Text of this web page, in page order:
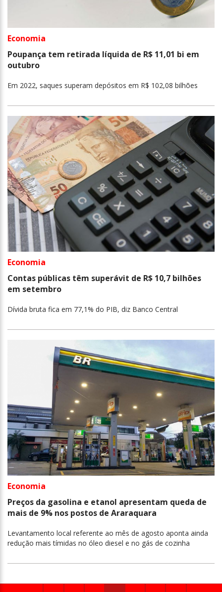
Economia
Poupança tem retirada líquida de R$ 11,01 bi em
outubro
Em 2022, saques superam depósitos em R$ 102,08 bilhões
Economia
Contas públicas têm superávit de R$ 10,7 bilhões
em setembro
Dívida bruta fica em 77,1% do PIB, diz Banco Central
Economia
Preços da gasolina e etanol apresentam queda de
mais de 9% nos postos de Araraquara
Levantamento local referente ao mês de agosto aponta ainda
redução mais tímidas no óleo diesel e no gás de cozinha